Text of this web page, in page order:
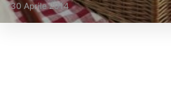
30 Aprile 2014